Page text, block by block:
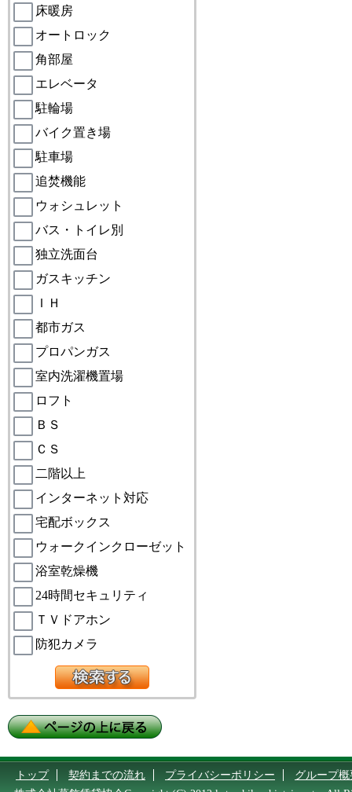
床暖房
オートロック
角部屋
エレベータ
駐輪場
バイク置き場
駐車場
追焚機能
ウォシュレット
バス・トイレ別
独立洗面台
ガスキッチン
ＩＨ
都市ガス
プロパンガス
室内洗濯機置場
ロフト
ＢＳ
ＣＳ
二階以上
インターネット対応
宅配ボックス
ウォークインクローゼット
浴室乾燥機
24時間セキュリティ
ＴＶドアホン
防犯カメラ
トップ 契約までの流れ プライバシーポリシー
グループ概